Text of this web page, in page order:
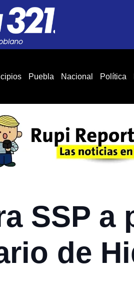
Puebla Nacional Política
SSP
de